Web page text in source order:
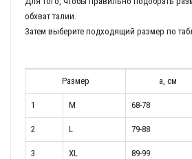
обхват талии.
Затем выберите подходящий размер по
Размер a, см
1 M 68-78
2 L 79-88
3 XL 89-99